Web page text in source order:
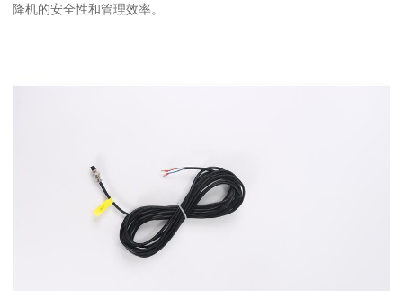
降机的安全性和管理效率。